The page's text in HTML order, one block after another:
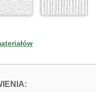
FOTOTAPETY